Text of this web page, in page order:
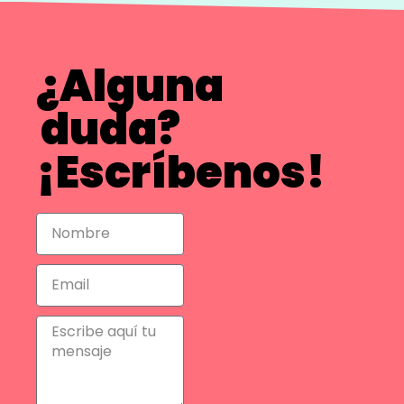
¿Alguna
duda?
¡Escríbenos!